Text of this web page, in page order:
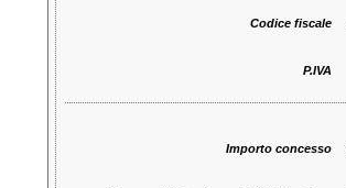
Codice fiscale
P.IVA
Importo concesso